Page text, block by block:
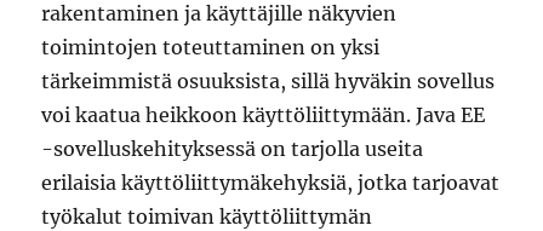
rakentaminen ja käyttäjille näkyvien
toimintojen toteuttaminen on yksi
tärkeimmistä osuuksista, sillä hyväkin sovellus
voi kaatua heikkoon käyttöliittymään. Java EE
-sovelluskehityksessä on tarjolla useita
erilaisia käyttöliittymäkehyksiä, jotka tarjoavat
työkalut toimivan käyttöliittymän